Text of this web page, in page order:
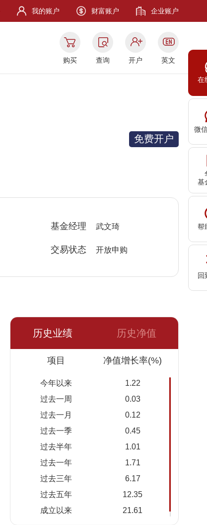
在
微
基
帮
回
我的账户 财富账户 企业账户
购买 查询 开户 英文
免费开户
基金经理 武文琦
交易状态 开放申购
历史业绩
历史净值
项目 净值增长率(%)
今年以来
1.22
过去一周
0.03
过去一月
0.12
过去一季
0.45
过去半年
1.01
过去一年
1.71
过去三年
6.17
过去五年
12.35
成立以来
21.61
净值
累计净
2026-
1.1453
08-06
2026-
08-05
1.1451
2026-
08-04
1.1451
2026-
1.1450